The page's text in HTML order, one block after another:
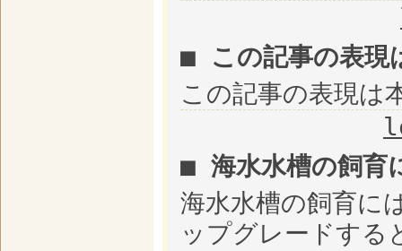
■ この記事の表現
この記事の表現は
■ 海水水槽の飼育
海水水槽の飼育に
ップグレードする